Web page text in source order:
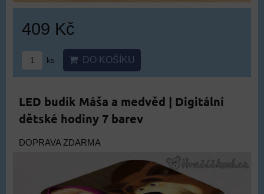
409 Kč
ks DO KOŠÍKU
LED budík Máša a medvěd | Digitální
dětské hodiny 7 barev
DOPRAVA ZDARMA